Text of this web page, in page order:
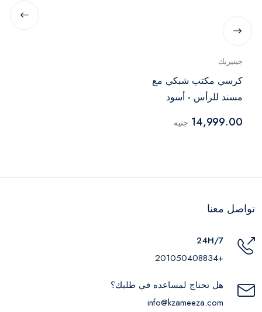
جينيريك
كرسي مكتب شبكي مع
مسند للرأس - أسود
14,999.00 جنيه
تواصل معنا
24H/7
+201050408834
هل تحتاج لمساعده في طلبك؟
info@kzameeza.com